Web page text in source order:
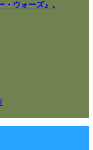
ウォーズ』。